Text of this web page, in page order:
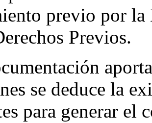
previo por la
Previos.
se deduce la
para generar el